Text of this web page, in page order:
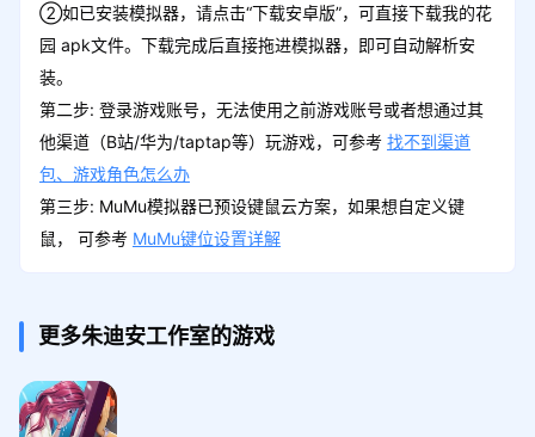
②如已安装模拟器，请点击“下载安卓版”，可直接下载我的花
园 apk文件。下载完成后直接拖进模拟器，即可自动解析安
装。
第二步: 登录游戏账号，无法使用之前游戏账号或者想通过其
他渠道（B站/华为/taptap等）玩游戏，可参考 找不到渠道
包、游戏角色怎么办
第三步: MuMu模拟器已预设键鼠云方案，如果想自定义键
鼠， 可参考 MuMu键位设置详解
更多朱迪安工作室的游戏